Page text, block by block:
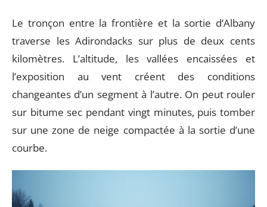
Le tronçon entre la frontière et la sortie d’Albany
traverse les Adirondacks sur plus de deux cents
kilomètres. L’altitude, les vallées encaissées et
l’exposition au vent créent des conditions
changeantes d’un segment à l’autre. On peut rouler
sur bitume sec pendant vingt minutes, puis tomber
sur une zone de neige compactée à la sortie d’une
courbe.